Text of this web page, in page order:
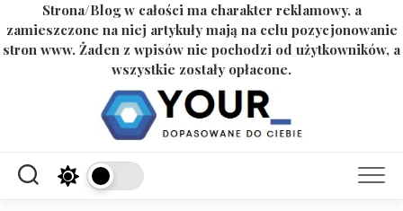
Strona/Blog w całości ma charakter reklamowy, a
zamieszczone na niej artykuły mają na celu pozycjonowanie
stron www. Żaden z wpisów nie pochodzi od użytkowników, a
wszystkie zostały opłacone.